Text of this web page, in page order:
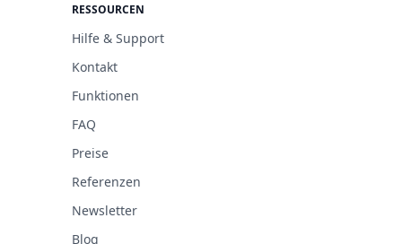
RESSOURCEN
Hilfe & Support
Kontakt
Funktionen
FAQ
Preise
Referenzen
Newsletter
Blog